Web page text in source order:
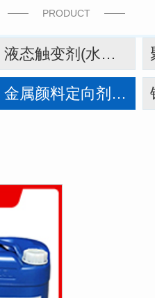
PRODUCT
液态触变剂(水性4420）
金属颜料定向剂（油性）4340A